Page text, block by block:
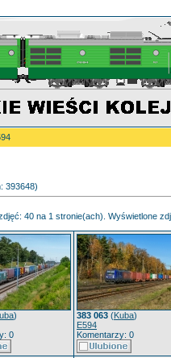
393648)
40 na 1 stronie(ach). Wyświetlone
)
0
383 063 (Kuba)
E594
Komentarzy: 0